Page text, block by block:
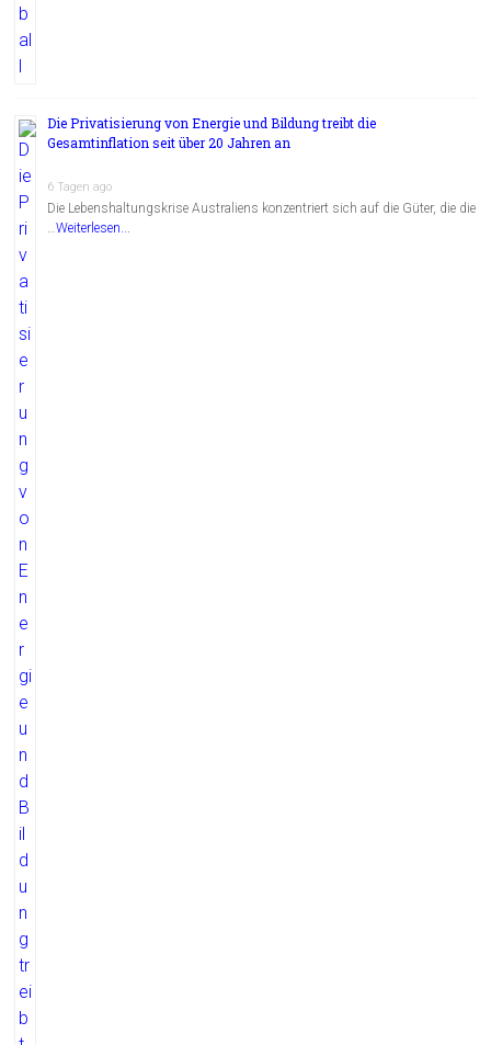
Die Privatisierung von Energie und Bildung treibt die
Gesamtinflation seit über 20 Jahren an
6 Tagen ago
Die Lebenshaltungskrise Australiens konzentriert sich auf die Güter, die die
…Weiterlesen...